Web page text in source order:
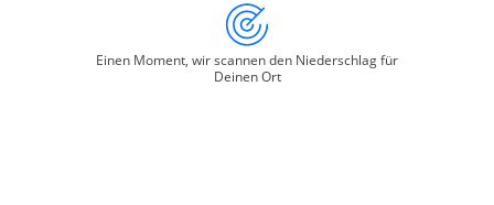
Einen Moment, wir scannen den Niederschlag für
Deinen Ort